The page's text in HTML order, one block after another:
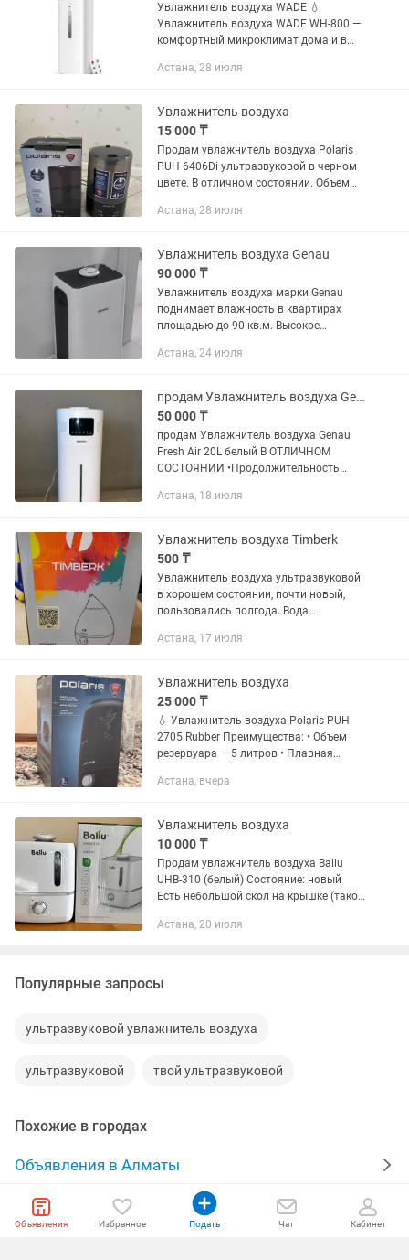
Увлажнитель воздуха WADE 💧
Увлажнитель воздуха WADE WH-800 —
комфортный микроклимат дома и в
увлажнитель WADE WH-800 помогает
влажность...
Астана, 28 июля
Увлажнитель воздуха
15 000 ₸
Продам увлажнитель воздуха Polaris
PUH 6406Di ультразвуковой в черном
цвете. В отличном состоянии. Объем
пара. Таймер до 8 часов
Астана, 28 июля
Увлажнитель воздуха Genau
90 000 ₸
Увлажнитель воздуха марки Genau
поднимает влажность в квартирах
площадью до 90 кв.м. Высокое
для дома Genau немецкого бренда
влажности...
Астана, 24 июля
продам Увлажнитель воздуха Genau Fresh Air 20L белый новый
50 000 ₸
продам Увлажнитель воздуха Genau
Fresh Air 20L белый В ОТЛИЧНОМ
СОСТОЯНИИ •Продолжительность
•тип увлажнения ультразвуковой
Астана, 18 июля
Увлажнитель воздуха Timberk
500 ₸
Увлажнитель воздуха ультразвуковой
в хорошем состоянии, почти новый,
пользовались полгода. Вода
(обратный осмос), иначе выпадает
виде...
Астана, 17 июля
Увлажнитель воздуха
25 000 ₸
💧 Увлажнитель воздуха Polaris PUH
2705 Rubber Преимущества: • Объем
резервуара — 5 литров • Плавная
Функция ароматизации •
воды •...
Астана, вчера
Увлажнитель воздуха
10 000 ₸
Продам увлажнитель воздуха Ballu
UHB-310 (белый) Состояние: новый
Есть небольшой скол на крышке (такой
10 000 тенге (окончательная) Астана
Астана, 20 июля
Популярные запросы
ультразвуковой увлажнитель воздуха
ультразвуковой твой ультразвуковой
Похожие в городах
Объявления в Алматы
Объявления в Казахстане
Объявления Избранное Подать Чат Кабинет